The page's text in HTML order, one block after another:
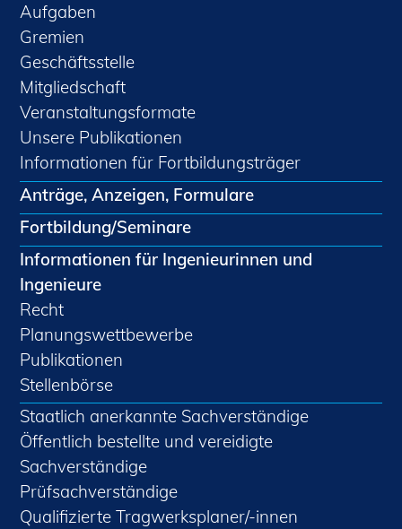
Aufgaben
Gremien
Geschäftsstelle
Mitgliedschaft
Veranstaltungsformate
Unsere Publikationen
Informationen für Fortbildungsträger
Anträge, Anzeigen, Formulare
Fortbildung/Seminare
Informationen für Ingenieurinnen und
Ingenieure
Recht
Planungswettbewerbe
Publikationen
Stellenbörse
Staatlich anerkannte Sachverständige
Öffentlich bestellte und vereidigte
Sachverständige
Prüfsachverständige
Qualifizierte Tragwerksplaner/-innen